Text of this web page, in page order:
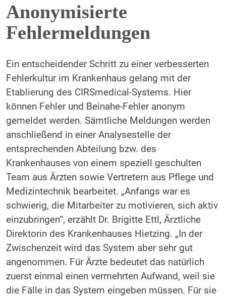
Anonymisierte
Fehlermeldungen
Ein entscheidender Schritt zu einer verbesserten
Fehlerkultur im Krankenhaus gelang mit der
Etablierung des CIRSmedical-Systems. Hier
können Fehler und Beinahe-Fehler anonym
gemeldet werden. Sämtliche Meldungen werden
anschließend in einer Analysestelle der
entsprechenden Abteilung bzw. des
Krankenhauses von einem speziell geschulten
Team aus Ärzten sowie Vertretern aus Pflege und
Medizintechnik bearbeitet. „Anfangs war es
schwierig, die Mitarbeiter zu motivieren, sich aktiv
einzubringen“, erzählt Dr. Brigitte Ettl, Ärztliche
Direktorin des Krankenhauses Hietzing. „In der
Zwischenzeit wird das System aber sehr gut
angenommen. Für Ärzte bedeutet das natürlich
zuerst einmal einen vermehrten Aufwand, weil sie
die Fälle in das System eingeben müssen. Für sie